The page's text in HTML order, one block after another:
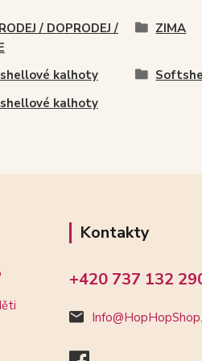
/ DOPRODEJ /
ZIMA
kalhoty
kalhoty
Kontakty
+420 737 132